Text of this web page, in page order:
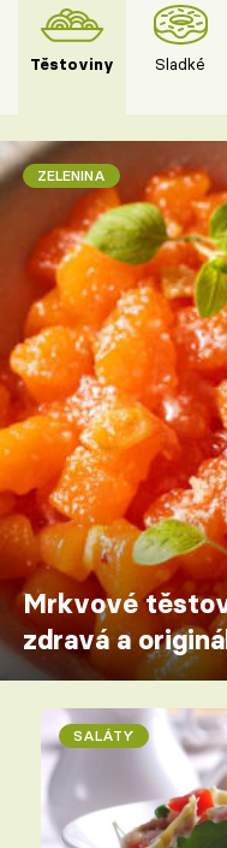
Těstoviny Sladké
ZELENINA
Mrkvové
zdravá a
SALÁTY